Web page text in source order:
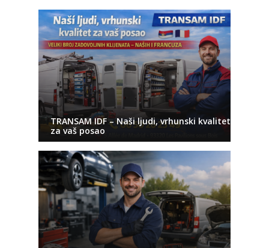
TRANSAM IDF – Naši ljudi, vrhunski kvalitet
za vaš posao